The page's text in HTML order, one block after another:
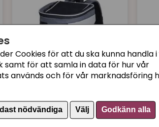
Cookies för att du ska kunna handla
samt för att samla in data för hur vår
används och för vår marknadsföring
nödvändiga Välj Godkänn alla
Ryggsäck Plata för katt
och hund (grå)